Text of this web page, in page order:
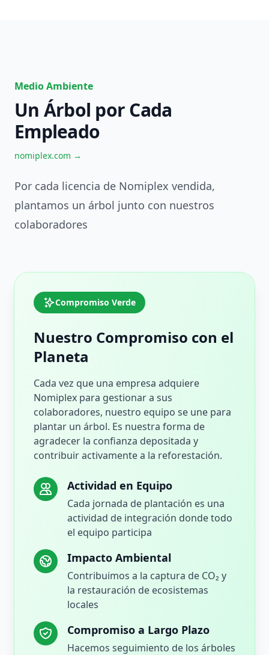
Medio Ambiente
Un Árbol por Cada
Empleado
nomiplex.com →
Por cada licencia de Nomiplex vendida,
plantamos un árbol junto con nuestros
colaboradores
Compromiso Verde
Nuestro Compromiso con el
Planeta
Cada vez que una empresa adquiere
Nomiplex para gestionar a sus
colaboradores, nuestro equipo se une para
plantar un árbol. Es nuestra forma de
agradecer la confianza depositada y
contribuir activamente a la reforestación.
Actividad en Equipo
Cada jornada de plantación es una
actividad de integración donde todo
el equipo participa
Impacto Ambiental
Contribuimos a la captura de CO₂ y
la restauración de ecosistemas
locales
Compromiso a Largo Plazo
Hacemos seguimiento de los árboles